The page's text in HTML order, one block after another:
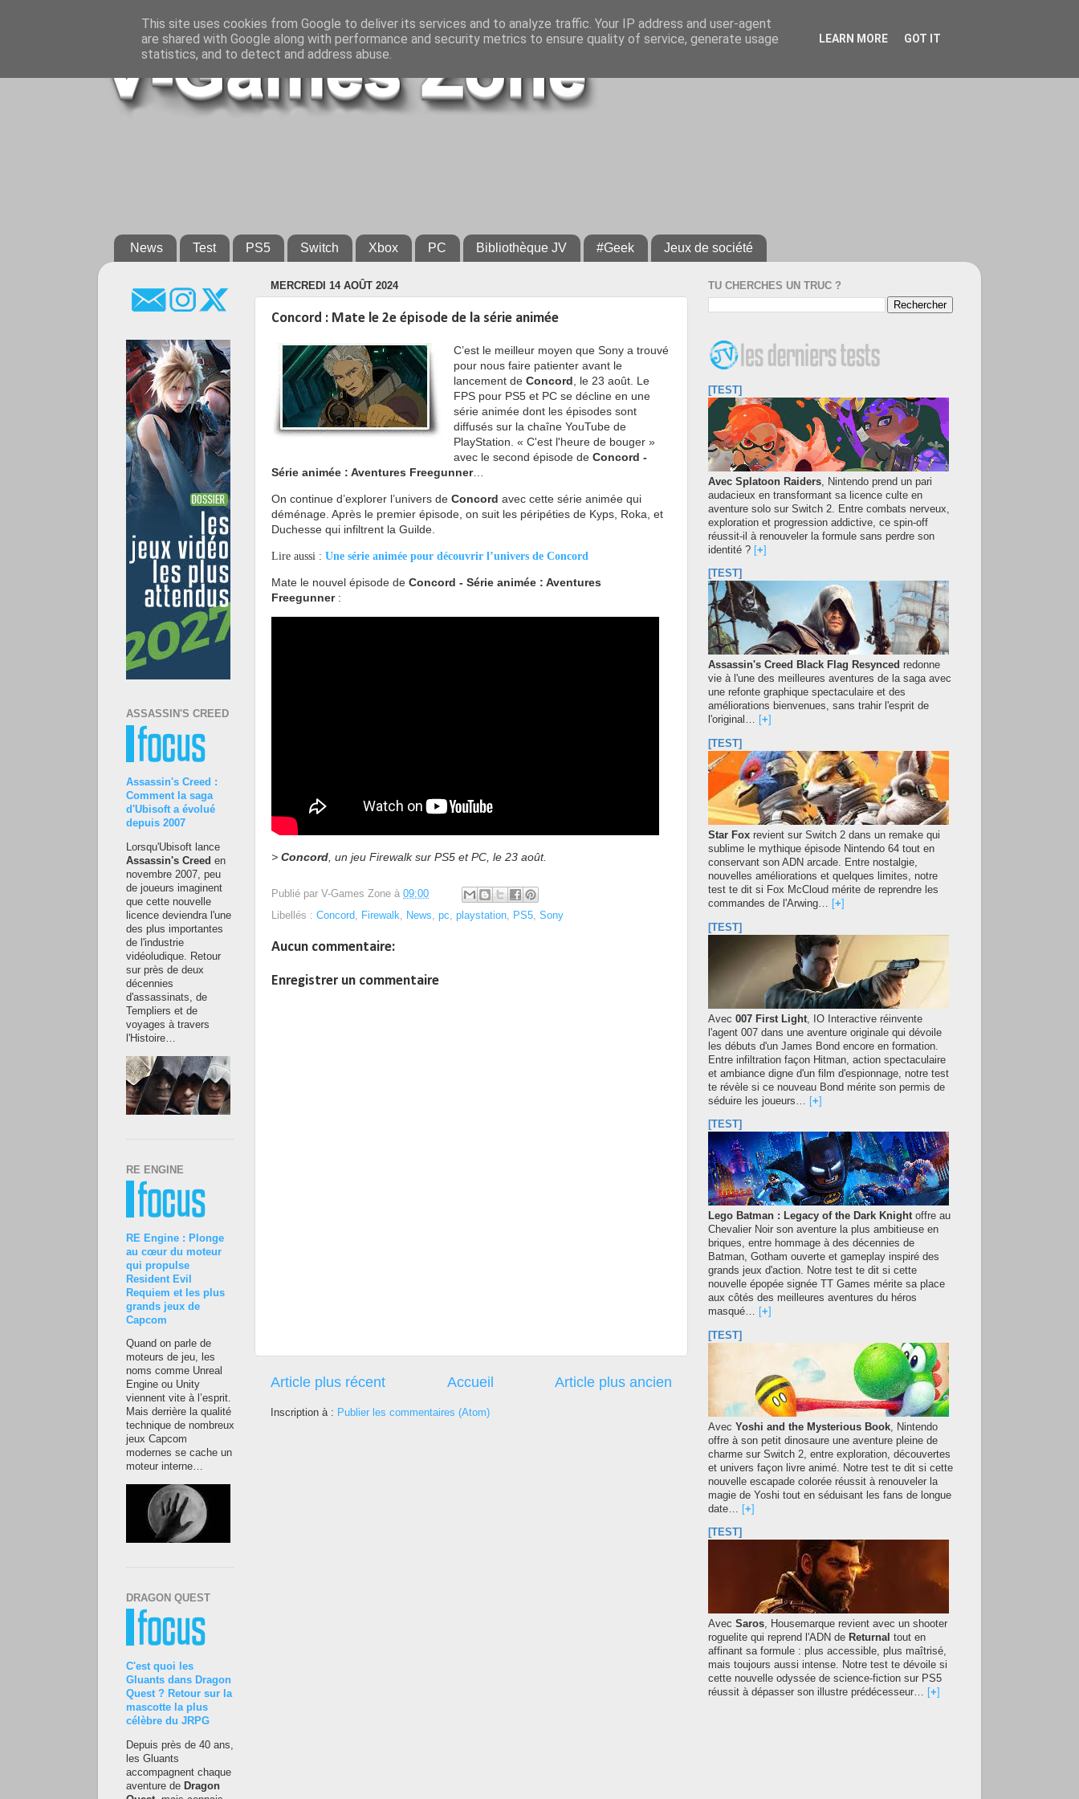
News Test PS5 Switch Xbox PC Bibliothèque JV #Geek Jeux de société
MERCREDI 14 AOÛT 2024
Concord : Mate le 2e épisode de la série animée
C’est le meilleur moyen que Sony a trouvé
pour nous faire patienter avant le
lancement de Concord , le 23 août. Le
FPS pour PS5 et PC se décline en une
série animée dont les épisodes sont
diffusés sur la chaîne YouTube de
PlayStation. « C'est l'heure de bouger »
avec le second épisode de Concord -
Série animée : Aventures Freegunner…
On continue d’explorer l’univers de Concord avec cette série animée qui
déménage. Après le premier épisode, on suit les péripéties de Kyps, Roka, et
Duchesse qui infiltrent la Guilde.
Lire aussi : Une série animée pour découvrir l’univers de Concord
Mate le nouvel épisode de Concord - Série animée : Aventures
Freegunner :
> Concord, un jeu Firewalk sur PS5 et PC, le 23 août.
Publié par V-Games Zone à 09:00
Libellés : Concord, Firewalk, News, pc, playstation, PS5, Sony
Aucun commentaire:
Enregistrer un commentaire
Article plus récent Article plus ancien
Accueil
Inscription à : Publier les commentaires (Atom)
ASSASSIN'S CREED
Assassin's Creed :
Comment la saga
d'Ubisoft a évolué
depuis 2007
Lorsqu'Ubisoft lance
Assassin's Creed en
novembre 2007, peu
de joueurs imaginent
que cette nouvelle
licence deviendra l'une
des plus importantes
de l'industrie
vidéoludique. Retour
sur près de deux
décennies
d'assassinats, de
Templiers et de
voyages à travers
l'Histoire…
RE ENGINE
RE Engine : Plonge
au cœur du moteur
qui propulse
Resident Evil
Requiem et les plus
grands jeux de
Capcom
Quand on parle de
moteurs de jeu, les
noms comme Unreal
Engine ou Unity
viennent vite à l’esprit.
Mais derrière la qualité
technique de nombreux
jeux Capcom
modernes se cache un
moteur interne…
DRAGON QUEST
C'est quoi les
Gluants dans Dragon
Quest ? Retour sur la
mascotte la plus
célèbre du JRPG
Depuis près de 40 ans,
les Gluants
accompagnent chaque
aventure de Dragon
TU CHERCHES UN TRUC ?
[TEST]
Avec Splatoon Raiders, Nintendo prend un pari
audacieux en transformant sa licence culte en
aventure solo sur Switch 2. Entre combats nerveux,
exploration et progression addictive, ce spin-off
réussit-il à renouveler la formule sans perdre son
identité ? [+]
[TEST]
Assassin's Creed Black Flag Resynced redonne
vie à l'une des meilleures aventures de la saga avec
une refonte graphique spectaculaire et des
améliorations bienvenues, sans trahir l'esprit de
l'original…
+
[TEST]
Star Fox revient sur Switch 2 dans un remake qui
sublime le mythique épisode Nintendo 64 tout en
conservant son ADN arcade. Entre nostalgie,
nouvelles améliorations et quelques limites, notre
test te dit si Fox McCloud mérite de reprendre les
commandes de l'Arwing…
+
[TEST]
Avec 007 First Light , IO Interactive réinvente
l'agent 007 dans une aventure originale qui dévoile
les débuts d'un James Bond encore en formation.
Entre infiltration façon Hitman, action spectaculaire
et ambiance digne d'un film d'espionnage, notre test
te révèle si ce nouveau Bond mérite son permis de
séduire les joueurs…
[+]
[TEST]
Lego Batman : Legacy of the Dark Knightoffre au
Chevalier Noir son aventure la plus ambitieuse en
briques, entre hommage à des décennies de
Batman, Gotham ouverte et gameplay inspiré des
grands jeux d'action. Notre test te dit si cette
nouvelle épopée signée TT Games mérite sa place
aux côtés des meilleures aventures du héros
masqué…
+
[TEST]
Avec Yoshi and the Mysterious Book, Nintendo
offre à son petit dinosaure une aventure pleine de
charme sur Switch 2, entre exploration, découvertes
et univers façon livre animé. Notre test te dit si cette
nouvelle escapade colorée réussit à renouveler la
magie de Yoshi tout en séduisant les fans de longue
date… [+]
[TEST]
Avec Saros, Housemarque revient avec un shooter
roguelite qui reprend l'ADN de Returnal tout en
affinant sa formule : plus accessible, plus maîtrisé,
mais toujours aussi intense. Notre test te dévoile si
cette nouvelle odyssée de science-fiction sur PS5
réussit à dépasser son illustre prédécesseur…
+
This site uses cookies from Google to deliver its services and to analyze traffic. Your IP address and user-agent
are shared with Google along with performance and security metrics to ensure quality of service, generate usage
statistics, and to detect and address abuse.
LEARN MORE GOT IT